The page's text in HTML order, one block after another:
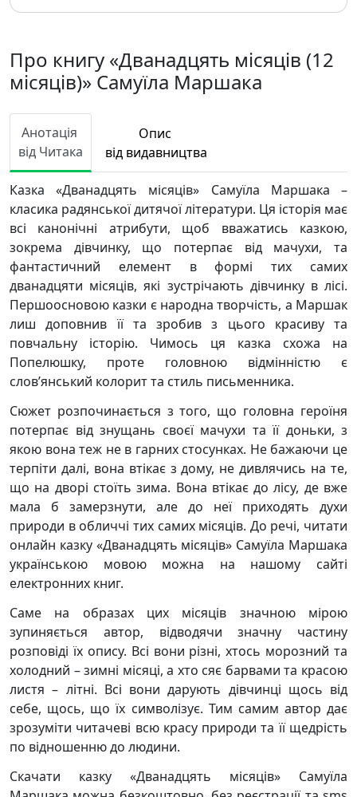
Про книгу «Дванадцять місяців (12
місяців)» Самуїла Маршака
Анотація
від Читака
Опис
від видавництва
Казка «Дванадцять місяців» Самуїла Маршака –
класика радянської дитячої літератури. Ця історія має
всі канонічні атрибути, щоб вважатись казкою,
зокрема дівчинку, що потерпає від мачухи, та
фантастичний елемент в формі тих самих
дванадцяти місяців, які зустрічають дівчинку в лісі.
Першоосновою казки є народна творчість, а Маршак
лиш доповнив її та зробив з цього красиву та
повчальну історію. Чимось ця казка схожа на
Попелюшку, проте головною відмінністю є
слов’янський колорит та стиль письменника.
Сюжет розпочинається з того, що головна героїня
потерпає від знущань своєї мачухи та її доньки, з
якою вона теж не в гарних стосунках. Не бажаючи це
терпіти далі, вона втікає з дому, не дивлячись на те,
що на дворі стоїть зима. Вона втікає до лісу, де вже
мала б замерзнути, але до неї приходять духи
природи в обличчі тих самих місяців. До речі, читати
онлайн казку «Дванадцять місяців» Самуїла Маршака
українською мовою можна на нашому сайті
електронних книг.
Саме на образах цих місяців значною мірою
зупиняється автор, відводячи значну частину
розповіді їх опису. Всі вони різні, хтось морозний та
холодний – зимні місяці, а хто сяє барвами та красою
листя – літні. Всі вони дарують дівчинці щось від
себе, щось, що їх символізує. Тим самим автор дає
зрозуміти читачеві всю красу природи та її щедрість
по відношенню до людини.
Скачати казку «Дванадцять місяців» Самуїла